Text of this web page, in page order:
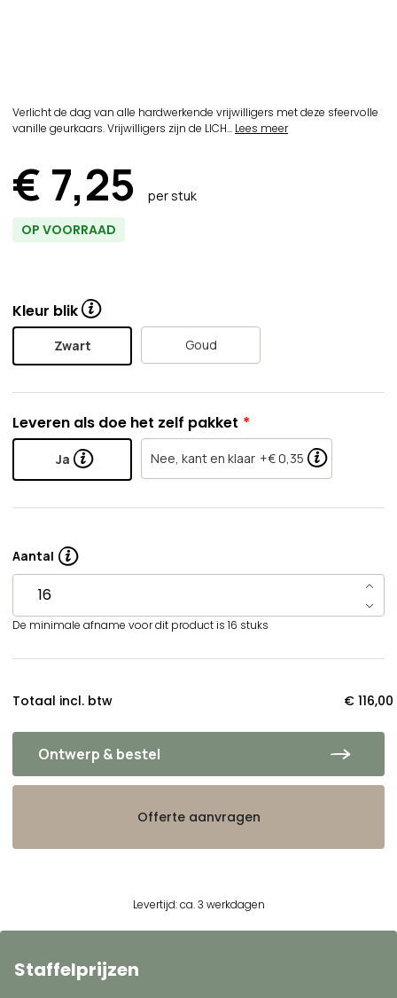
Verlicht de dag van alle hardwerkende vrijwilligers met deze sfeervolle
vanille geurkaars. Vrijwilligers zijn de LICH... Lees meer
€ 7,25 per stuk
OP VOORRAAD
Ontwerp & bestel
Kleur blik
Zwart Goud
Leveren als doe het zelf pakket
Ja Nee, kant en klaar +€ 0,35
Aantal
De minimale afname voor dit product is 16 stuks
Totaal incl. btw € 116,00
Offerte aanvragen
Levertijd: ca. 3 werkdagen
Staffelprijzen